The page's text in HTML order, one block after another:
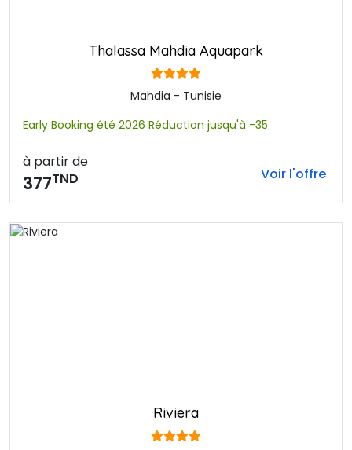
Thalassa Mahdia Aquapark
Mahdia - Tunisie
Early Booking été 2026 Réduction jusqu'à -35
à partir de
377TND Voir l'offre
Riviera